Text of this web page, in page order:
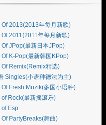
Of 2013(2013年每月新歌)
Of 2011(2011年每月新歌)
Of JPop(最新日本JPop)
Of K-Pop(最新韩国KPop)
Of Remix(Remix精选)
Singles(小语种德法为主)
Of Fresh Muzik(多国小语种)
of Rock(最新摇滚乐)
of Esp
Of PartyBreaks(舞曲)